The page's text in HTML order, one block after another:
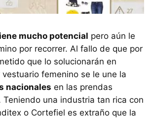
mucho potencial pero aún le
por recorrer. Al fallo de que por
que lo solucionarán en
femenino se le une la
nacionales en las prendas
Teniendo una industria tan rica con
o Cortefiel es extraño que la